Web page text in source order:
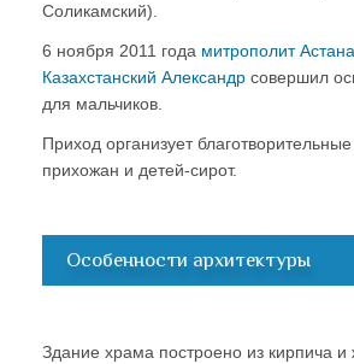
Соликамский).
6 ноября 2011 года митрополит
Казахстанский Александр совершил
для мальчиков.
Приход организует
прихожан и детей-сирот.
Особенности архитектуры
Здание храма построено из кирпича и